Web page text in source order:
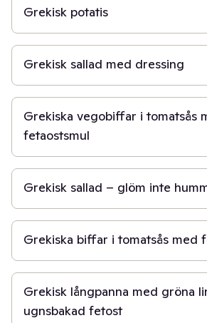
Grekisk potatis
30 min
Grekisk sallad med dressing
50 min
Grekiska vegobiffar i tomatsås
fetaostsmul
15 min
Grekisk sallad – glöm inte
40 min
Grekiska biffar i tomatsås med
30 min
Grekisk långpanna med gröna
ugnsbakad fetost